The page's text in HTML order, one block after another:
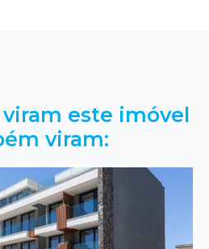
viram este imóvel
viram: